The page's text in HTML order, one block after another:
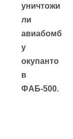
уничтожи
ли
авиабомб
у
окупанто
в
ФАБ-500.